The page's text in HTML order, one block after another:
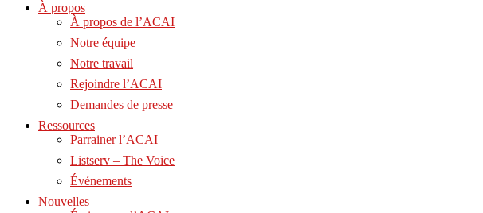
À propos
À propos de l’ACAI
Notre équipe
Notre travail
Rejoindre l’ACAI
Demandes de presse
Ressources
Parrainer l’ACAI
Listserv – The Voice
Événements
Nouvelles